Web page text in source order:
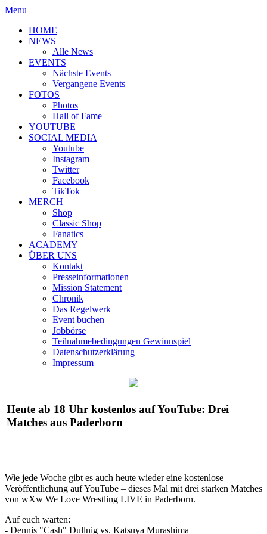
Menu
HOME
NEWS
Alle News
EVENTS
Nächste Events
Vergangene Events
FOTOS
Photos
Hall of Fame
YOUTUBE
SOCIAL MEDIA
Youtube
Instagram
Twitter
Facebook
TikTok
MERCH
Shop
Classic Shop
Fanatics
ACADEMY
ÜBER UNS
Kontakt
Presseinformationen
Mission Statement
Chronik
Das Regelwerk
Event buchen
Jobbörse
Teilnahmebedingungen Gewinnspiel
Datenschutzerklärung
Impressum
Heute ab 18 Uhr kostenlos auf YouTube: Drei
Matches aus Paderborn
Wie jede Woche gibt es auch heute wieder eine kostenlose
Veröffentlichung auf YouTube – dieses Mal mit drei starken Matches
von wXw We Love Wrestling LIVE in Paderborn.
Auf euch warten:
- Dennis "Cash" Dullnig vs. Katsuya Murashima